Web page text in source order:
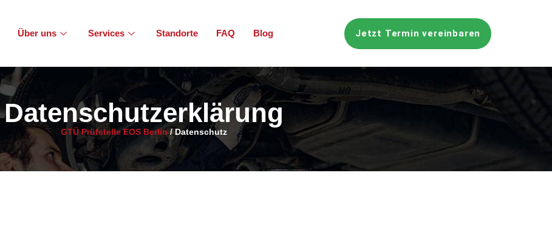
Über uns Services Standorte FAQ Blog Jetzt Termin vereinbaren
Datenschutzerklärung
GTÜ Prüfstelle EOS Berlin/Datenschutz